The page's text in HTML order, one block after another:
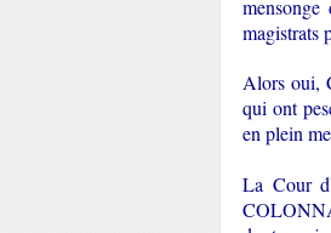
magistrats
Alors oui,
qui ont
en plein
La Cour